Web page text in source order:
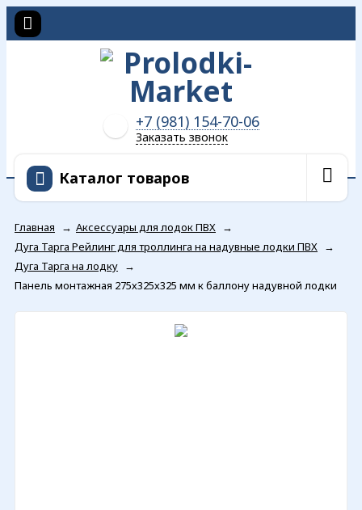
+7 (981) 154-70-06
Заказать звонок
Каталог товаров
Главная → Аксессуары для лодок ПВХ →
Дуга Тарга Рейлинг для троллинга на надувные лодки ПВХ →
Дуга Тарга на лодку →
Панель монтажная 275х325х325 мм к баллону надувной лодки